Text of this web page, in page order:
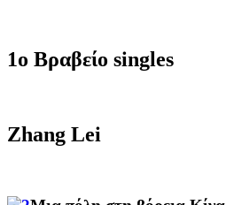
1o Βραβείο singles
Zhang Lei